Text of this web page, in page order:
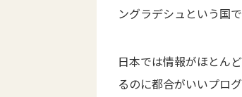
ングラデシュという国で
日本では情報がほとん
るのに都合がいいプロ